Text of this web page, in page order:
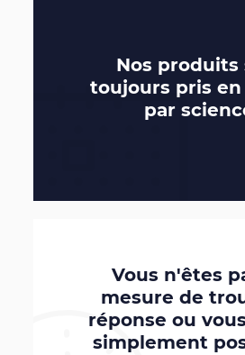
Nos produits
toujours pris en
par
Vous n'êtes
mesure de
réponse ou
simplement